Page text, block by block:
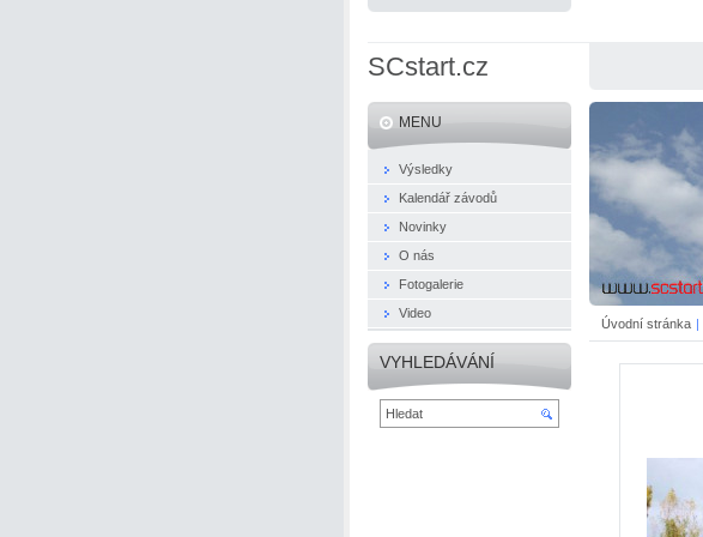
SCstart.cz
Úvodní stránka |
MENU
Výsledky
Kalendář závodů
Novinky
O nás
Fotogalerie
Video
VYHLEDÁVÁNÍ